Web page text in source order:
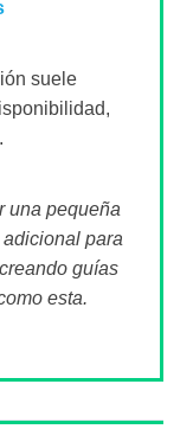
suele
una pequeña
para
guías
esta.